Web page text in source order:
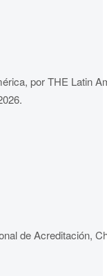
por THE Latin
de Acreditación,